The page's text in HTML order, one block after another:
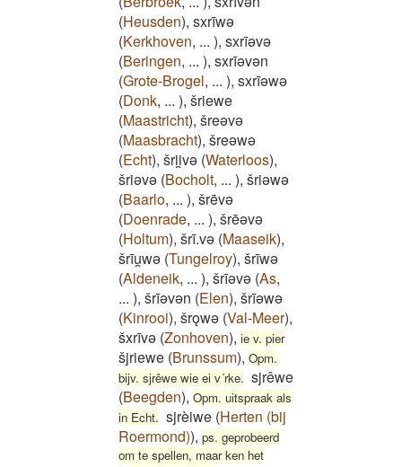
(Heusden), sxrīwǝ
(Kerkhoven, ... ), sxrīǝvǝ
(Beringen, ... ), sxrīǝvǝn
(Grote-Brogel, ... ), sxrīǝwǝ
(Donk, ... ), šriewe
(Maastricht), šreǝvǝ
(Maasbracht), šreǝwǝ
(Echt), šrii̯vǝ (Waterloos),
šriǝvǝ (Bocholt, ... ), šriǝwǝ
(Baarlo, ... ), šrēvǝ
(Doenrade, ... ), šrēǝvǝ
(Holtum), šrī.vǝ (Maaseik),
šrīu̯wǝ (Tungelroy), šrīwǝ
(Aldeneik, ... ), šrīǝvǝ (As,
... ), šrīǝvǝn (Elen), šrīǝwǝ
(Kinrooi), šrǫwǝ (Val-Meer),
šxrīvǝ (Zonhoven), ie v. pier
šjriewe (Brunssum), Opm.
bijv. sjrêwe wie ei v´rke. sjrêwe
(Beegden), Opm. uitspraak als
in Echt. sjrèiwe (Herten (bij
Roermond)), ps. geprobeerd
om te spellen, maar ken het